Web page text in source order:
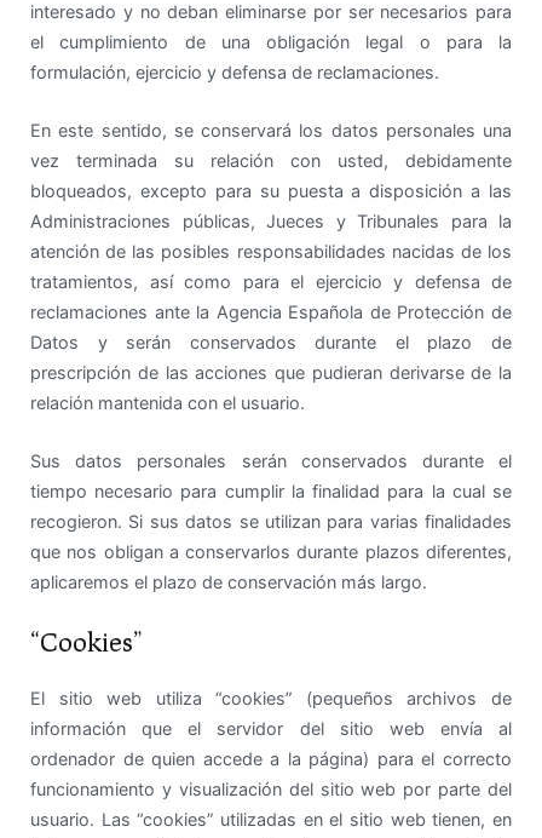
interesado y no deban eliminarse por ser necesarios para
el cumplimiento de una obligación legal o para la
formulación, ejercicio y defensa de reclamaciones.
En este sentido, se conservará los datos personales una
vez terminada su relación con usted, debidamente
bloqueados, excepto para su puesta a disposición a las
Administraciones públicas, Jueces y Tribunales para la
atención de las posibles responsabilidades nacidas de los
tratamientos, así como para el ejercicio y defensa de
reclamaciones ante la Agencia Española de Protección de
Datos y serán conservados durante el plazo de
prescripción de las acciones que pudieran derivarse de la
relación mantenida con el usuario.
Sus datos personales serán conservados durante el
tiempo necesario para cumplir la finalidad para la cual se
recogieron. Si sus datos se utilizan para varias finalidades
que nos obligan a conservarlos durante plazos diferentes,
aplicaremos el plazo de conservación más largo.
“Cookies”
El sitio web utiliza “cookies” (pequeños archivos de
información que el servidor del sitio web envía al
ordenador de quien accede a la página) para el correcto
funcionamiento y visualización del sitio web por parte del
usuario. Las “cookies” utilizadas en el sitio web tienen, en